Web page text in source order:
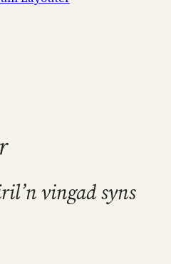
vingad syns